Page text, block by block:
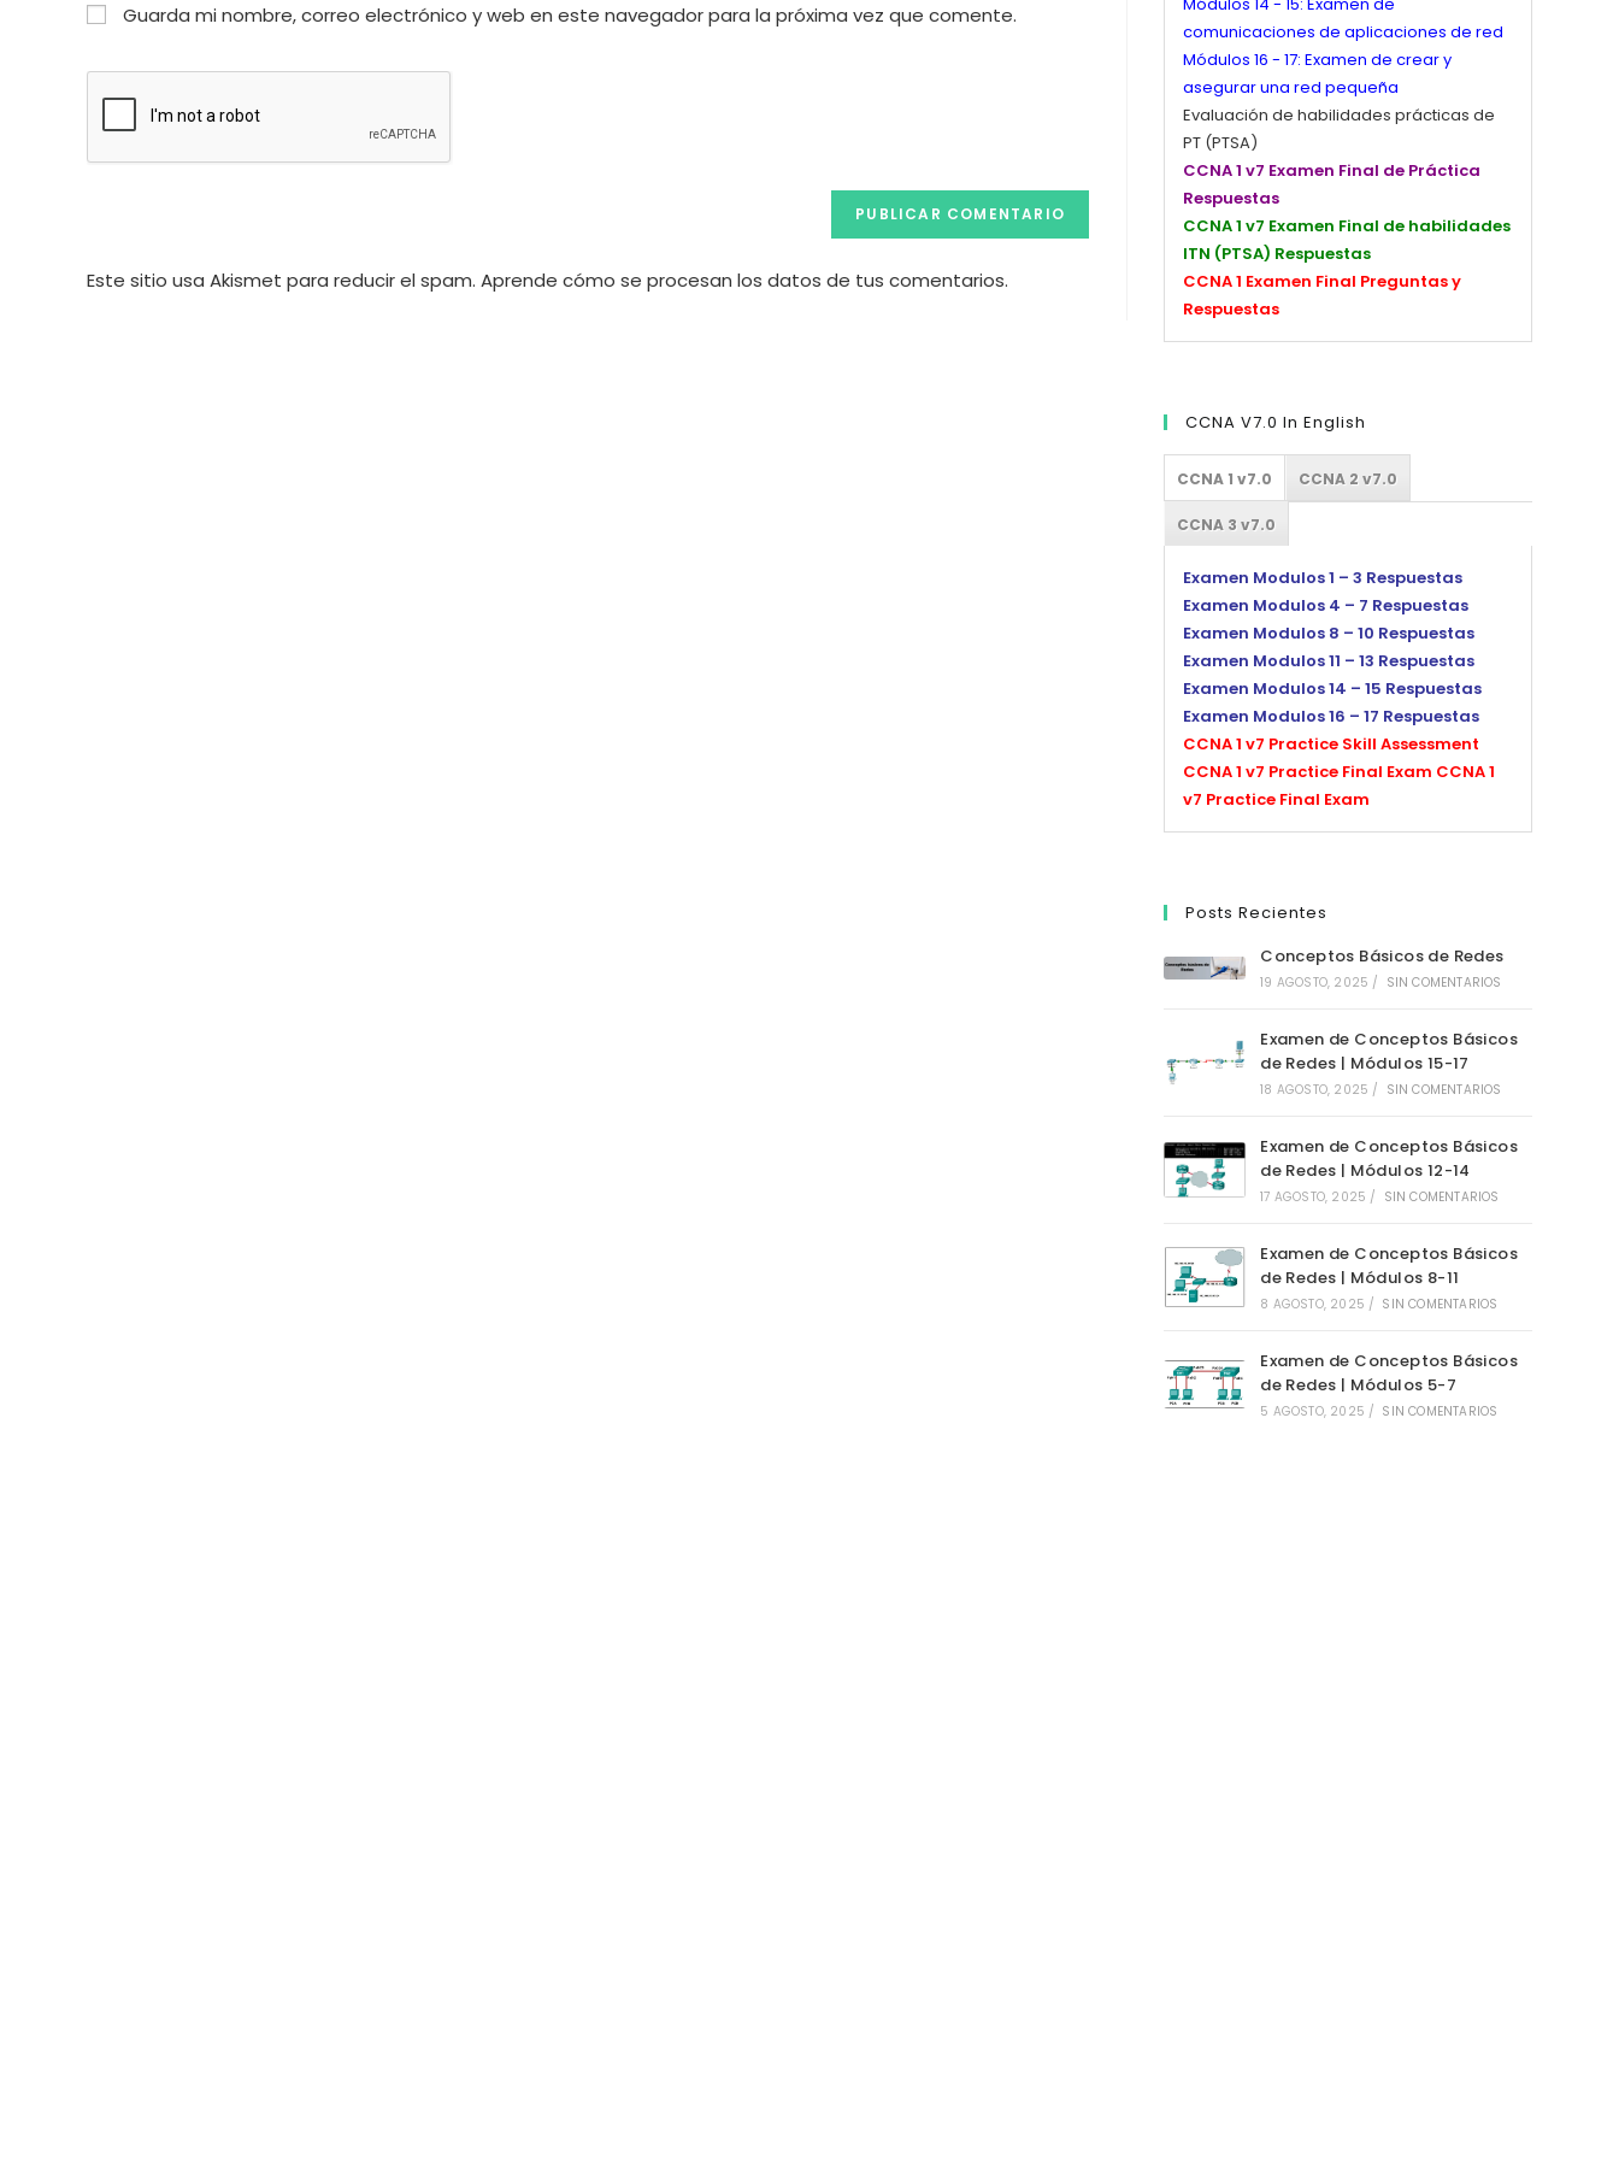
o
de
Guarda mi nombre, correo electrónico y web en este navegador para la próxima vez que comente.
Este sitio usa Akismet para reducir el spam. Aprende cómo se procesan los datos de tus comentarios.
comunicaciones de aplicaciones de red
Módulos 16 - 17: Examen de crear y
asegurar una red pequeña
Evaluación de habilidades prácticas de
PT (PTSA)
CCNA 1 v7 Examen Final de Práctica
Respuestas
CCNA 1 v7 Examen Final de habilidades
ITN (PTSA) Respuestas
CCNA 1 Examen Final Preguntas y
Respuestas
CCNA V7.0 In English
CCNA 1 v7.0 CCNA 2 v7.0
CCNA 3 v7.0
Examen Modulos 1 – 3 Respuestas
Examen Modulos 4 – 7 Respuestas
Examen Modulos 8 – 10 Respuestas
Examen Modulos 11 – 13 Respuestas
Examen Modulos 14 – 15 Respuestas
Examen Modulos 16 – 17 Respuestas
CCNA 1 v7 Practice Skill Assessment
CCNA 1 v7 Practice Final Exam CCNA 1
v7 Practice Final Exam
Posts Recientes
Conceptos Básicos de Redes
19 AGOSTO, 2025 / SIN COMENTARIOS
Examen de Conceptos Básicos
de Redes | Módulos 15-17
18 AGOSTO, 2025 / SIN COMENTARIOS
Examen de Conceptos Básicos
de Redes | Módulos 12-14
17 AGOSTO, 2025 / SIN COMENTARIOS
Examen de Conceptos Básicos
de Redes | Módulos 8-11
8 AGOSTO, 2025 / SIN COMENTARIOS
Examen de Conceptos Básicos
de Redes | Módulos 5-7
5 AGOSTO, 2025 / SIN COMENTARIOS